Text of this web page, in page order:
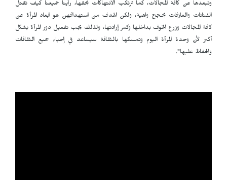
وتبعدها عن كافة المجالات، كما ترتكب الانتهاكات بحقها، رأينا جميعنا كيف تقتل
الفنانات والعازفات بحجج واهية، ولكن الهدف من استهدافهن هو ابعاد المرأة عن
كافة المجالات وزرع الخوف بداخلها وكسر إرادتها، ولذلك يجب تفعيل دور المرأة بشكل
أكبر لأن وحدة المرأة اليوم وتمسكها بالثقافة سيساعد في إحياء جميع الثقافات
والحفاظ عليها".